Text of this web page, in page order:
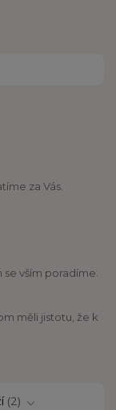
za Vás.
se vším poradíme.
měli jistotu, že k
2